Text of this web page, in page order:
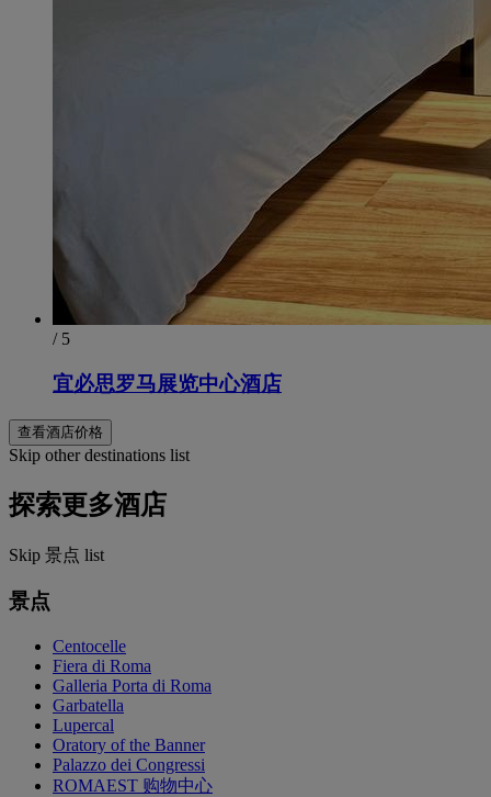
/ 5
宜必思罗马展览中心酒店
查看酒店价格
Skip other destinations list
探索更多酒店
Skip 景点 list
景点
Centocelle
Fiera di Roma
Galleria Porta di Roma
Garbatella
Lupercal
Oratory of the Banner
Palazzo dei Congressi
ROMAEST 购物中心